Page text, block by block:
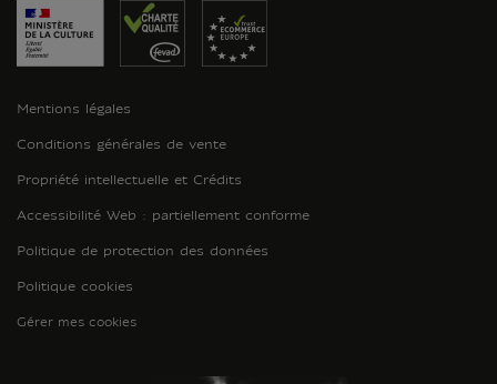
Mentions légales
Conditions générales de vente
Propriété intellectuelle et Crédits
Accessibilité Web : partiellement conforme
Politique de protection des données
Politique cookies
Gérer mes cookies